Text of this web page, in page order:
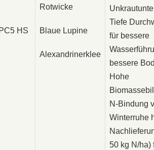
PC5 HS
Rotwicke
Blaue Lupine
Alexandrinerklee
Tiefe
für bessere
bessere
Hohe
N-Bindung
Winterruhe
50 kg N/ha)